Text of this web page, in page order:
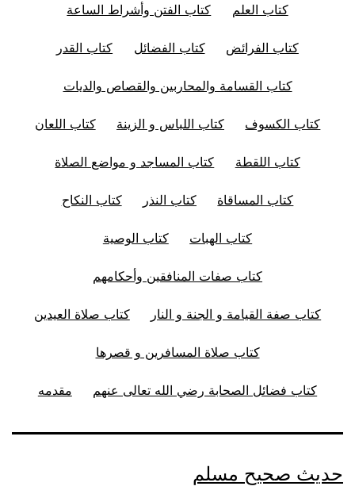
كتاب العلم كتاب الفتن وأشراط الساعة
كتاب الفرائض كتاب الفضائل كتاب القدر
كتاب القسامة والمحاربين والقصاص والديات
كتاب الكسوف كتاب اللباس و الزينة كتاب اللعان
كتاب اللقطة كتاب المساجد و مواضع الصلاة
كتاب المساقاة كتاب النذر كتاب النكاح
كتاب الهبات كتاب الوصية
كتاب صفات المنافقين وأحكامهم
كتاب صفة القيامة و الجنة و النار كتاب صلاة العيدين
كتاب صلاة المسافرين و قصرها
كتاب فضائل الصحابة رضي الله تعالى عنهم مقدمه
حديث صحيح مسلم